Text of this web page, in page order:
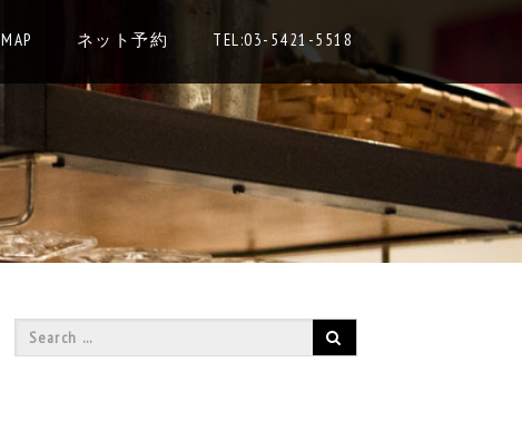
MAP ネット予約 TEL:03-5421-5518